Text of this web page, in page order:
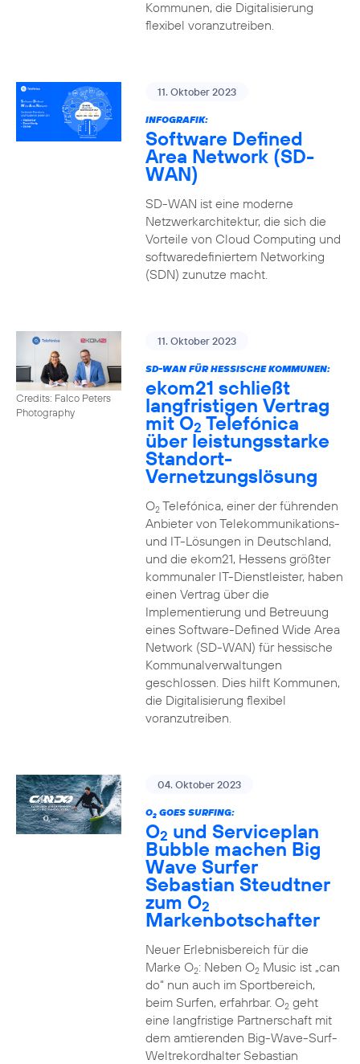
Kommunen, die Digitalisierung
flexibel voranzutreiben.
11. Oktober 2023
INFOGRAFIK:
Software Defined
Area Network (SD-
WAN)
SD-WAN ist eine moderne
Netzwerkarchitektur, die sich die
Vorteile von Cloud Computing und
softwaredefiniertem Networking
(SDN) zunutze macht.
Credits: Falco Peters
Photography
11. Oktober 2023
SD-WAN FÜR HESSISCHE KOMMUNEN:
ekom21 schließt
langfristigen Vertrag
mit O2 Telefónica
über leistungsstarke
Standort-
Vernetzungslösung
O2Telefónica, einer der führenden
Anbieter von Telekommunikations-
und IT-Lösungen in Deutschland,
und die ekom21, Hessens größter
kommunaler IT-Dienstleister, haben
einen Vertrag über die
Implementierung und Betreuung
eines Software-Defined Wide Area
Network (SD-WAN) für hessische
Kommunalverwaltungen
geschlossen. Dies hilft Kommunen,
die Digitalisierung flexibel
voranzutreiben.
04. Oktober 2023
O2GOES SURFING:
O2 und Serviceplan
Bubble machen Big
Wave Surfer
Sebastian Steudtner
zum O2
Markenbotschafter
Neuer Erlebnisbereich für die
Marke O2: Neben O2Music ist „can
do“ nun auch im Sportbereich,
beim Surfen, erfahrbar. O2geht
eine langfristige Partnerschaft mit
dem amtierenden Big-Wave-Surf-
Weltrekordhalter Sebastian